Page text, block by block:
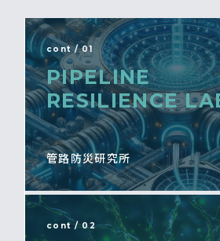
cont / 01
PIPELINE
RESILIENCE
管路防災研究所
cont / 02